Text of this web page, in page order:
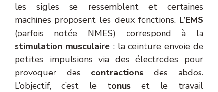
les sigles se ressemblent et certaines
machines proposent les deux fonctions. L’EMS
(parfois notée NMES) correspond à la
stimulation musculaire : la ceinture envoie de
petites impulsions via des électrodes pour
provoquer des contractions des abdos.
L’objectif, c’est le tonus et le travail